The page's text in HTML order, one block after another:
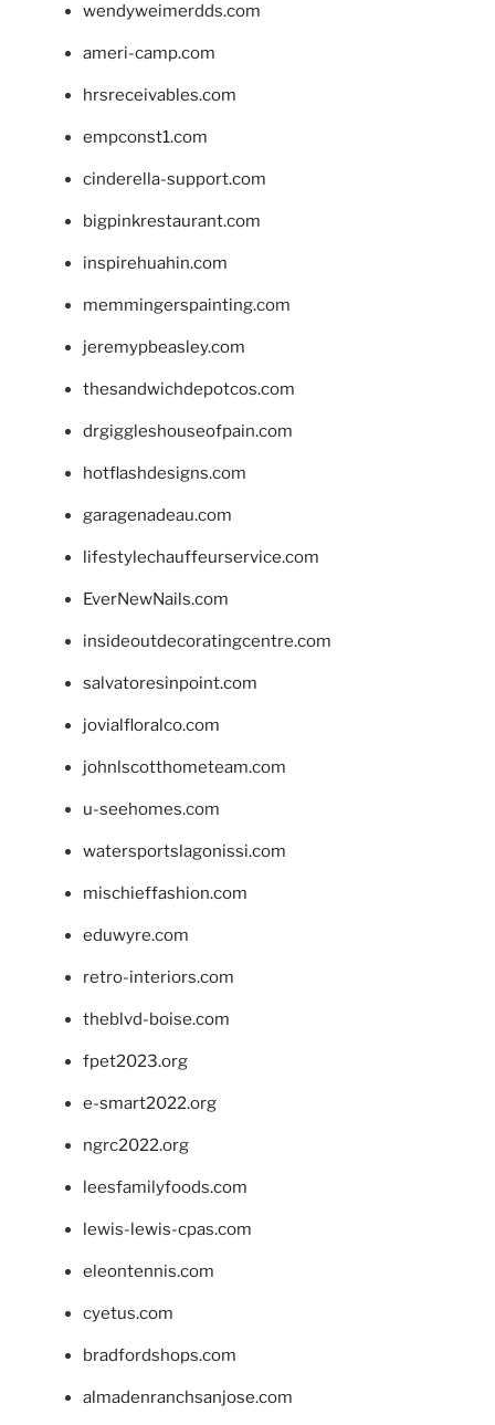
wendyweimerdds.com
ameri-camp.com
hrsreceivables.com
empconst1.com
cinderella-support.com
bigpinkrestaurant.com
inspirehuahin.com
memmingerspainting.com
jeremypbeasley.com
thesandwichdepotcos.com
drgiggleshouseofpain.com
hotflashdesigns.com
garagenadeau.com
lifestylechauffeurservice.com
EverNewNails.com
insideoutdecoratingcentre.com
salvatoresinpoint.com
jovialfloralco.com
johnlscotthometeam.com
u-seehomes.com
watersportslagonissi.com
mischieffashion.com
eduwyre.com
retro-interiors.com
theblvd-boise.com
fpet2023.org
e-smart2022.org
ngrc2022.org
leesfamilyfoods.com
lewis-lewis-cpas.com
eleontennis.com
cyetus.com
bradfordshops.com
almadenranchsanjose.com